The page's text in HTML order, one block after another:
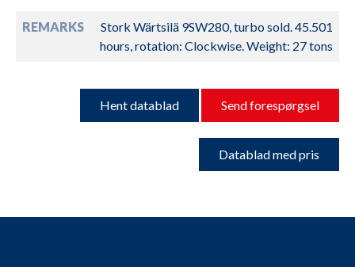
REMARKS
Stork Wärtsilä 9SW280, turbo sold. 45.501
hours, rotation: Clockwise. Weight: 27 tons
Hent datablad Send forespørgsel
Datablad med pris